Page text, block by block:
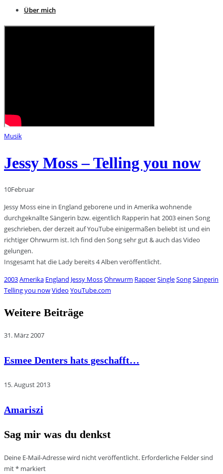
Über mich
Musik
Jessy Moss – Telling you now
10Februar
Jessy Moss eine in England geborene und in Amerika wohnende
durchgeknallte Sängerin bzw. eigentlich Rapperin hat 2003 einen Song
geschrieben, der derzeit auf YouTube einigermaßen beliebt ist und ein
richtiger Ohrwurm ist. Ich find den Song sehr gut & auch das Video
gelungen.
Insgesamt hat die Lady bereits 4 Alben veröffentlicht.
2003Amerika England Jessy MossOhrwurm RapperSingleSongSängerin
Telling you nowVideo YouTube.com
Weitere Beiträge
31. März 2007
Esmee Denters hats geschafft…
15. August 2013
Amariszi
Sag mir was du denkst
Deine E-Mail-Adresse wird nicht veröffentlicht. Erforderliche Felder sind
mit* markiert